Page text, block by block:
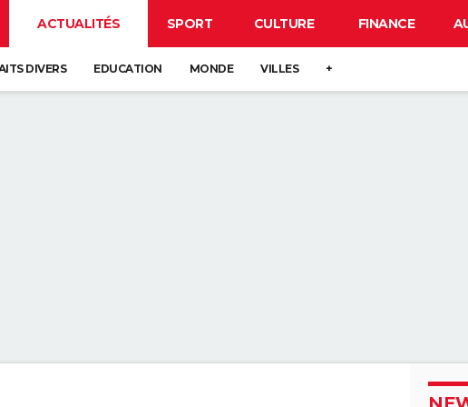
ACTUALITÉS SPORT CULTURE FINANCE
DIVERS EDUCATION MONDE VILLES +